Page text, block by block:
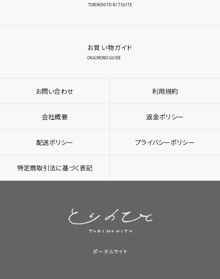
TORINOHITO NI TSUITE
お買い物ガイド
OKAIMONO GUIDE
お問い合わせ 利用規約
会社概要 返金ポリシー
配送ポリシー プライバシーポリシー
特定商取引法に基づく表記
ポータルサイト